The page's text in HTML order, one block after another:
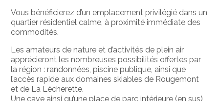
Vous bénéficierez d’un emplacement privilégié dans un
quartier résidentiel calme, à proximité immédiate des
commodités.
Les amateurs de nature et d’activités de plein air
apprécieront les nombreuses possibilités offertes par
la région : randonnées, piscine publique, ainsi que
l’accès rapide aux domaines skiables de Rougemont
et de La Lécherette.
Une cave ainsi qu’une place de parc intérieure (en sus)